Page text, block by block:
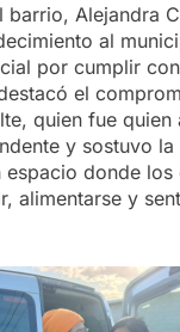
barrio, Alejandra
al
por cumplir
el
quien fue quien
y sostuvo
donde los
alimentarse y